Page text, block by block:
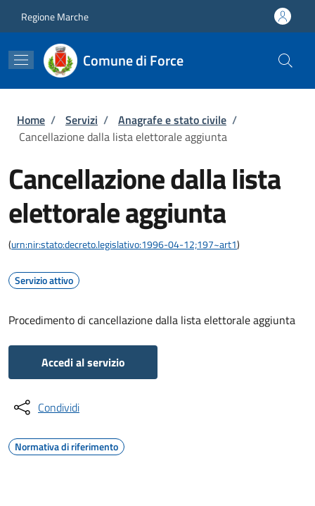
Regione Marche
Comune di Force
Briciole di pane
Home / Servizi / Anagrafe e stato civile /
Cancellazione dalla lista elettorale aggiunta
Cancellazione dalla lista
elettorale aggiunta
(urn:nir:stato:decreto.legislativo:1996-04-12;197~art1)
Servizio attivo
Procedimento di cancellazione dalla lista elettorale aggiunta
Accedi al servizio
Condividi
Normativa di riferimento